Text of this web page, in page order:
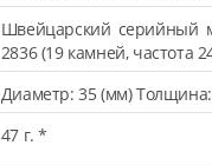
Швейцарский серийный
2836 (19 камней, частота
Диаметр: 35 (мм)
47 г. *